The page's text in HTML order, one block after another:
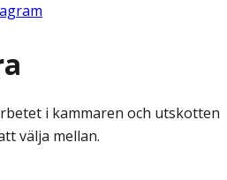
i kammaren och utskotten
välja mellan.